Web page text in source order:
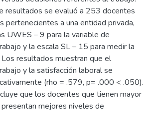
resultados se evaluó a 253 docentes
pertenecientes a una entidad privada,
UWES – 9 para la variable de
y la escala SL – 15 para medir la
resultados muestran que el
y la satisfacción laboral se
(rho = .579, p= .000 < .050).
que los docentes que tienen mayor
mejores niveles de